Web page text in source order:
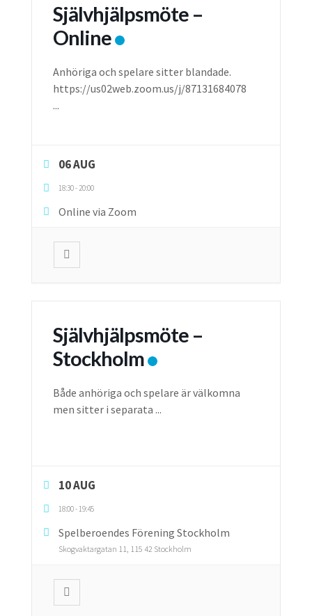
Självhjälpsmöte –
Online
Anhöriga och spelare sitter blandade.
https://us02web.zoom.us/j/87131684078
...
06 AUG
18:30- 20:00
Online via Zoom
Självhjälpsmöte –
Stockholm
Både anhöriga och spelare är välkomna
men sitter i separata ...
10 AUG
18:00- 19:45
Spelberoendes Förening Stockholm
Skogvaktargatan 11, 115 42 Stockholm